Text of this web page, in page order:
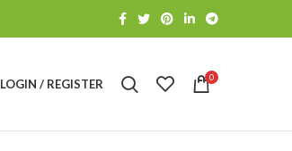
LOGIN / REGISTER 0